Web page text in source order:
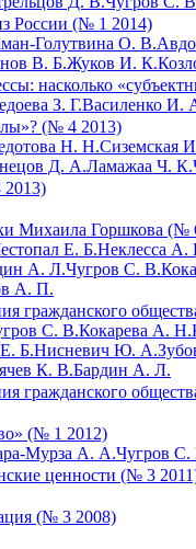
России (№ 1 2014)
Голутвина О. В.
В. Б.Жуков И. К.
насколько
З. Г.Василенко И.
(№ 4 2013)
Н. Н.Сиземская
Д. А.Ламажаа Ч. К.
2013)
Михаила Горшкова (№
Е. Б.Неклесса А.
А. Л.Чугров С. В.
А. П.
гражданского
С. В.Кокарева А. Н.
Б.Нисневич Ю. А.
К. В.Бардин А. Л.
гражданского
(№ 1 2012)
Мурза А. А.Чугров С.
ценности (№ 3
(№ 3 2008)